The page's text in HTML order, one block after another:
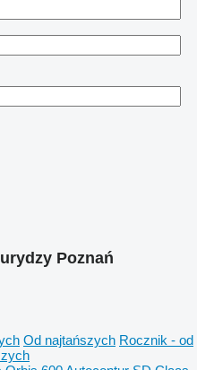
Poznań
Od najtańszych Rocznik - od